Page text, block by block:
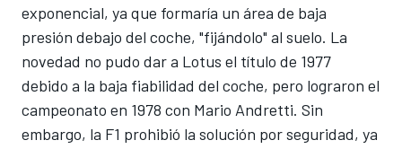
exponencial, ya que formaría un área de baja
presión debajo del coche, "fijándolo" al suelo. La
novedad no pudo dar a Lotus el título de 1977
debido a la baja fiabilidad del coche, pero lograron el
campeonato en 1978 con Mario Andretti. Sin
embargo, la F1 prohibió la solución por seguridad, ya